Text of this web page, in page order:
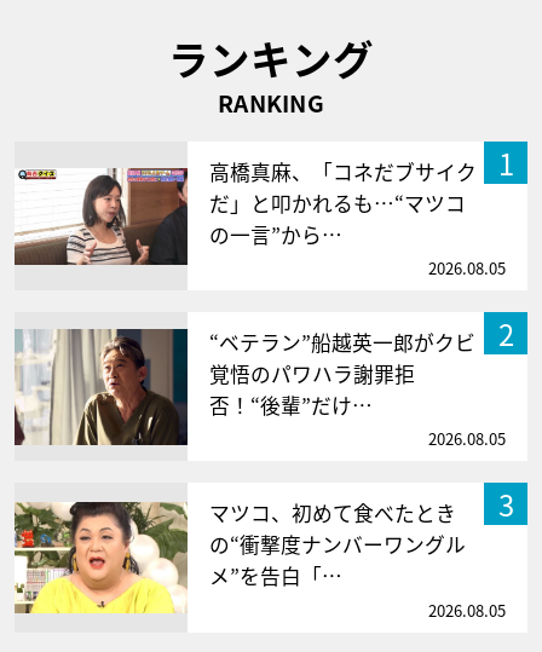
ランキング
RANKING
1
高橋真麻、「コネだブサイク
だ」と叩かれるも…“マツコ
の一言”から…
2026.08.05
2
“ベテラン”船越英一郎がクビ
覚悟のパワハラ謝罪拒
否！“後輩”だけ…
2026.08.05
3
マツコ、初めて食べたとき
の“衝撃度ナンバーワングル
メ”を告白「…
2026.08.05